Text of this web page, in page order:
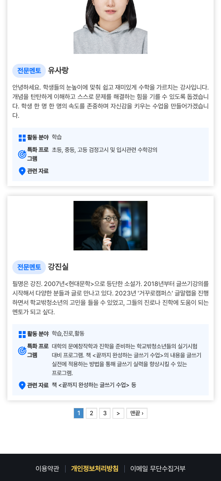
전문멘토 유사랑
안녕하세요. 학생들의 눈높이에 맞춰 쉽고 재미있게 수학을 가르치는 강사입니다.
개념을 탄탄하게 이해하고 스스로 문제를 해결하는 힘을 기를 수 있도록 돕겠습니
다. 학생 한 명 한 명의 속도를 존중하며 자신감을 키우는 수업을 만들어가겠습니
다.
활동 분야 학습
특화 프로
그램
초등, 중등, 고등 검정고시 및 입시관련 수학강의
관련 자료
전문멘토 강진실
필명은 강진. 2007년<현대문학>으로 등단한 소설가. 2018년부터 글쓰기강의를
시작해서 다양한 분들과 글로 만나고 있다. 2023년 '거꾸로캠퍼스' 글말랩을 진행
하면서 학교밖청소년의 고민을 들을 수 있었고, 그들의 진로나 진학에 도움이 되는
멘토가 되고 싶다.
활동 분야 학습,진로,활동
특화 프로
그램
대학의 문예창작학과 진학을 준비하는 학교밖청소년들의 실기시험
대비 프로그램. 책 <끝까지 완성하는 글쓰기 수업>의 내용을 글쓰기
실전에 적용하는 방법을 통해 글쓰기 실력을 향상시킬 수 있는
프로그램.
관련 자료 책 <끝까지 완성하는 글쓰기 수업> 등
1 2 3 > 맨끝 ›
이용약관 개인정보처리방침 이메일 무단수집거부